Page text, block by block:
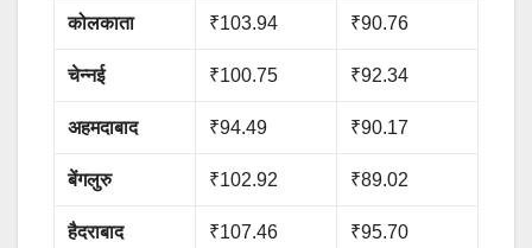
कोलकाता ₹103.94 ₹90.76
चेन्नई ₹100.75 ₹92.34
अहमदाबाद ₹94.49 ₹90.17
बेंगलुरु ₹102.92 ₹89.02
हैदराबाद ₹107.46 ₹95.70